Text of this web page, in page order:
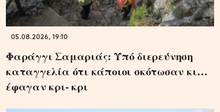
05.08.2026, 19:10
Φαράγγι Σαμαριάς: Υπό διερεύνηση
καταγγελία ότι κάποιοι σκότωσαν κι…
έφαγαν κρι- κρι